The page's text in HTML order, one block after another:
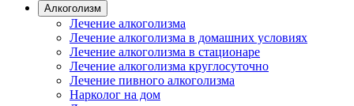
Алкоголизм
Лечение алкоголизма
Лечение алкоголизма в домашних условиях
Лечение алкоголизма в стационаре
Лечение алкоголизма круглосуточно
Лечение пивного алкоголизма
Нарколог на дом